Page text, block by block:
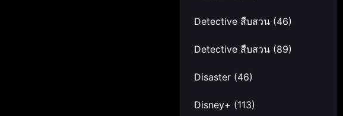
Detective สืบสวน (46)
Detective สืบสวน (89)
Disaster (46)
Disney+ (113)